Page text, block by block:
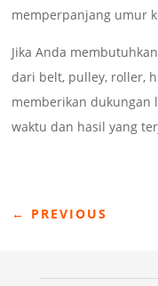
memperpanjang umur
Jika Anda
dari belt, pulley, roller,
memberikan dukungan
waktu dan hasil yang
← PREVIOUS